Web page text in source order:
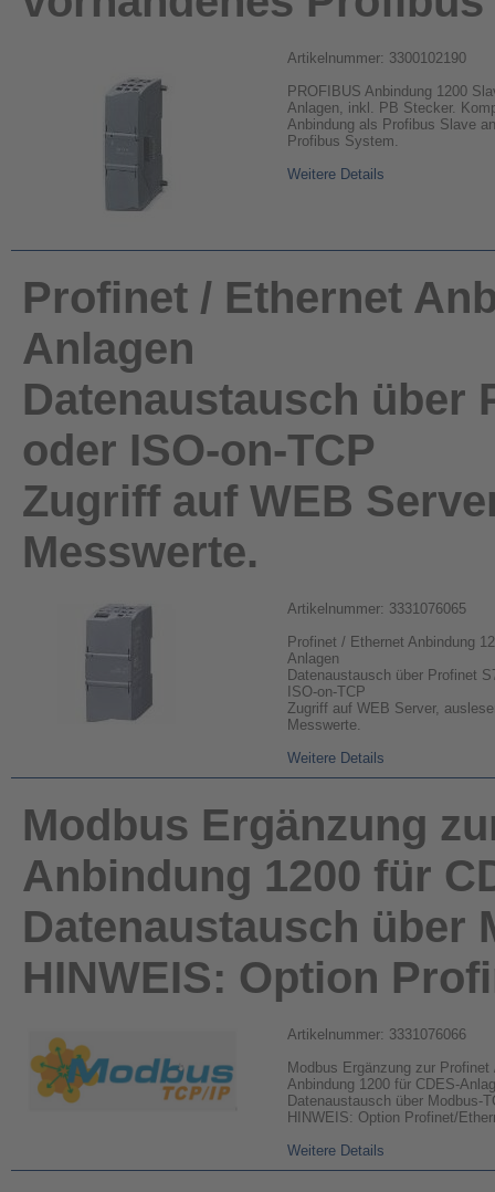
Artikelnummer: 3300102190
PROFIBUS Anbindung 1200
Anlagen, inkl. PB Stecker.
Anbindung als Profibus Slave
Profibus System.
Weitere Details
Profinet / Ethernet
Anlagen
Datenaustausch über
oder ISO-on-TCP
Zugriff auf WEB
Messwerte.
Artikelnummer: 3331076065
Profinet / Ethernet Anbindung
Anlagen
Datenaustausch über Profinet
ISO-on-TCP
Zugriff auf WEB Server,
Messwerte.
Weitere Details
Modbus Ergänzung
Anbindung 1200 für
Datenaustausch über
HINWEIS: Option
Artikelnummer: 3331076066
Modbus Ergänzung zur Profinet
Anbindung 1200 für CDES-
Datenaustausch über Modbus-
HINWEIS: Option Profinet/
Weitere Details